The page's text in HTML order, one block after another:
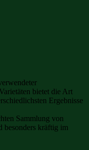
bietet die Art
Ergebnisse
Sammlung von
besonders kräftig im